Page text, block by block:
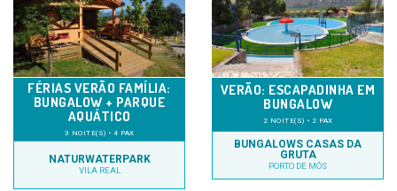
FÉRIAS VERÃO FAMÍLIA:
BUNGALOW + PARQUE
AQUÁTICO
3 NOITE(S) • 4 PAX
NATURWATERPARK
VILA REAL
VERÃO: ESCAPADINHA EM
BUNGALOW
2 NOITE(S) • 2 PAX
BUNGALOWS CASAS DA
GRUTA
PORTO DE MÓS